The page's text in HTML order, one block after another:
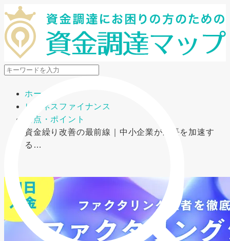
メニューを開閉
ホーム
ビジネスファイナンス
要点・ポイント
資金繰り改善の最前線｜中小企業が成長を加速す
る…